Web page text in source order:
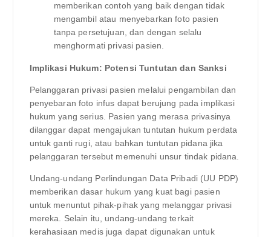
memberikan contoh yang baik dengan tidak
mengambil atau menyebarkan foto pasien
tanpa persetujuan, dan dengan selalu
menghormati privasi pasien.
Implikasi Hukum: Potensi Tuntutan dan Sanksi
Pelanggaran privasi pasien melalui pengambilan dan
penyebaran foto infus dapat berujung pada implikasi
hukum yang serius. Pasien yang merasa privasinya
dilanggar dapat mengajukan tuntutan hukum perdata
untuk ganti rugi, atau bahkan tuntutan pidana jika
pelanggaran tersebut memenuhi unsur tindak pidana.
Undang-undang Perlindungan Data Pribadi (UU PDP)
memberikan dasar hukum yang kuat bagi pasien
untuk menuntut pihak-pihak yang melanggar privasi
mereka. Selain itu, undang-undang terkait
kerahasiaan medis juga dapat digunakan untuk